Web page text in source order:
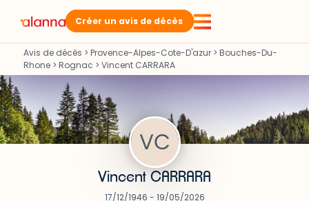
Créer un avis de décès
Avis de décès > Provence-Alpes-Cote-D'azur > Bouches-Du-
Rhone > Rognac > Vincent CARRARA
Vincent CARRARA
17/12/1946 - 19/05/2026